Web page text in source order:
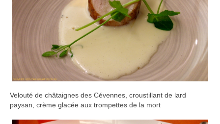
Velouté de châtaignes des Cévennes, croustillant de lard
paysan, crème glacée aux trompettes de la mort